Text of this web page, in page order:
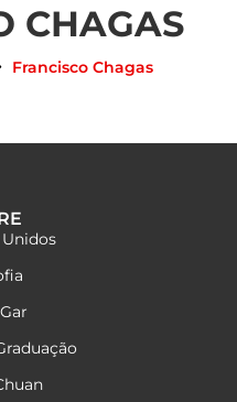
CHAGAS
Francisco Chagas